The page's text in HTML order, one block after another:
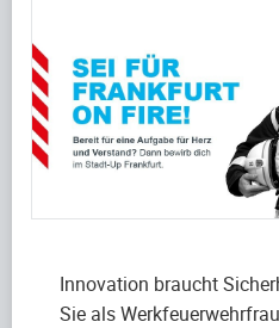
Innovation braucht
Sie als